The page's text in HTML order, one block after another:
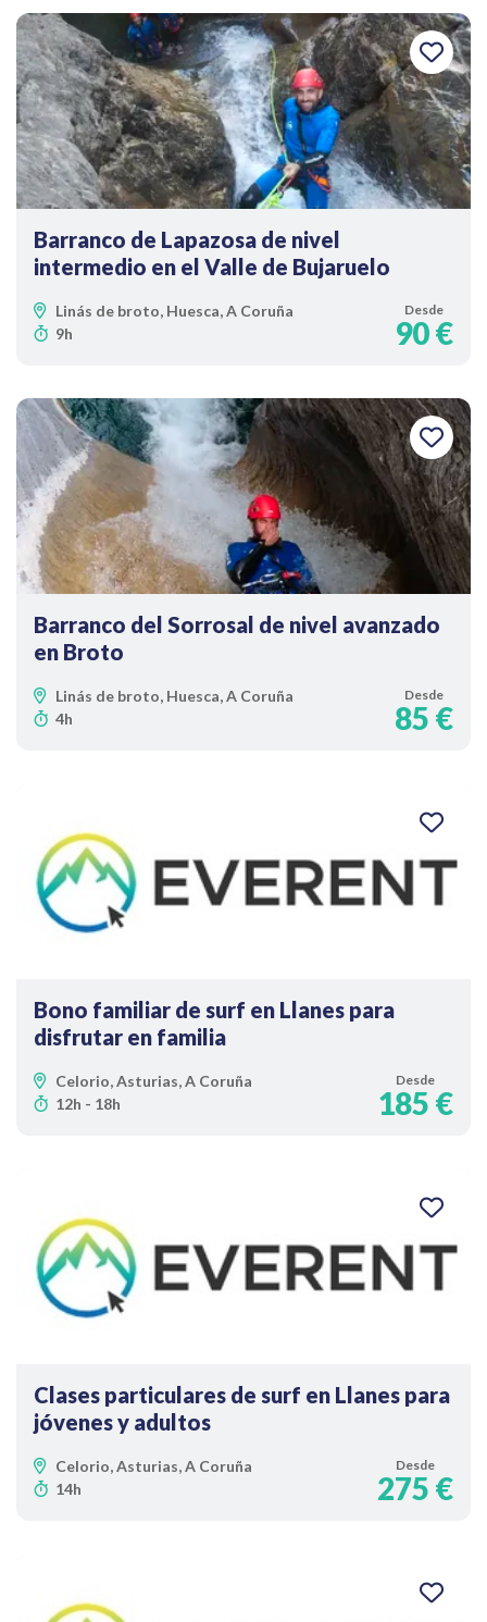
Barranco de Lapazosa de nivel
intermedio en el Valle de Bujaruelo
Linás de broto, Huesca, A Coruña
9h
Desde
90 €
Barranco del Sorrosal de nivel avanzado
en Broto
Linás de broto, Huesca, A Coruña
4h
Desde
85 €
Bono familiar de surf en Llanes para
disfrutar en familia
Celorio, Asturias, A Coruña
12h - 18h
Desde
185 €
Clases particulares de surf en Llanes para
jóvenes y adultos
Celorio, Asturias, A Coruña
14h
Desde
275 €